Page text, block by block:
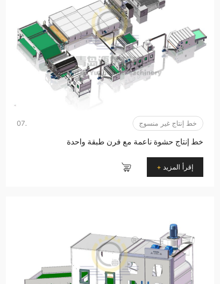
خط إنتاج غير منسوج .07
خط إنتاج حشوة ناعمة مع فرن طبقة واحدة
إقرأ المزيد +